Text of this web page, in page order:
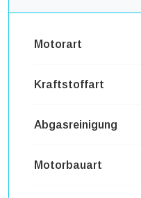
Motorart
Kraftstoffart
Abgasreinigung
Motorbauart